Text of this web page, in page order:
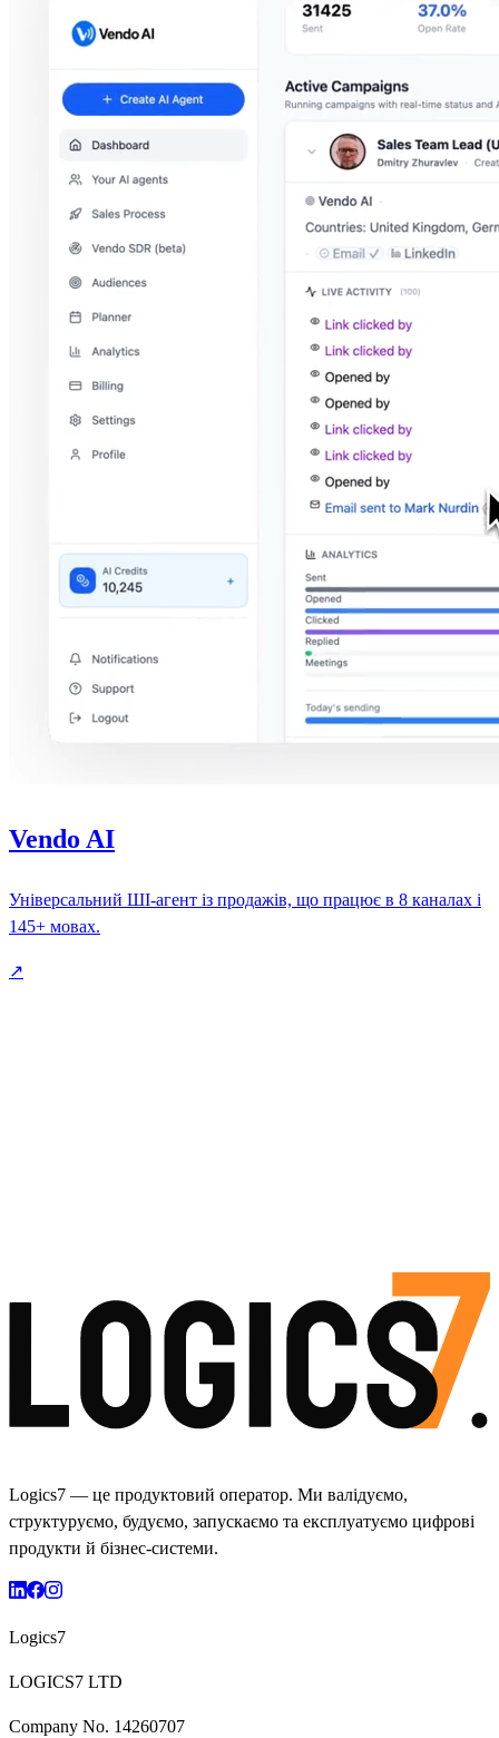
Vendo AI
Універсальний ШІ-агент із продажів, що працює в 8 каналах і
145+ мовах.
↗
Logics7 — це продуктовий оператор. Ми валідуємо,
структуруємо, будуємо, запускаємо та експлуатуємо цифрові
продукти й бізнес-системи.
Logics7
LOGICS7 LTD
Company No. 14260707